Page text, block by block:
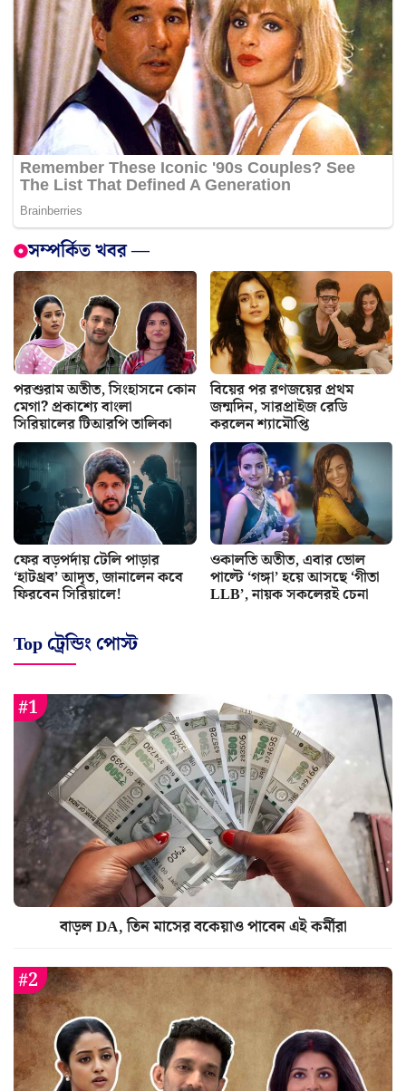
সম্পর্কিত খবর —
পরশুরাম অতীত, সিংহাসনে কোন
মেগা? প্রকাশ্যে বাংলা
সিরিয়ালের টিআরপি তালিকা
বিয়ের পর রণজয়ের প্রথম
জন্মদিন, সারপ্রাইজ রেডি
করলেন শ্যামৌপ্তি
ফের বড়পর্দায় টেলি পাড়ার
‘হাটথ্রব’ আদৃত, জানালেন কবে
ফিরবেন সিরিয়ালে!
ওকালতি অতীত, এবার ভোল
পাল্টে ‘গঙ্গা’ হয়ে আসছে ‘গীতা
LLB’, নায়ক সকলেরই চেনা
Top ট্রেন্ডিং পোস্ট
বাড়ল DA, তিন মাসের বকেয়াও পাবেন এই কর্মীরা